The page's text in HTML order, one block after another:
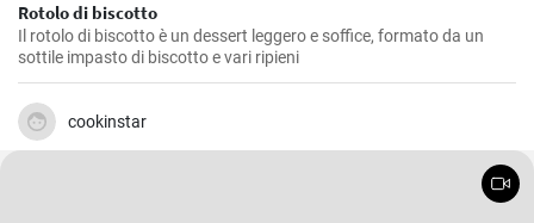
Rotolo di biscotto
Il rotolo di biscotto è un dessert leggero e soffice, formato da un
sottile impasto di biscotto e vari ripieni
cookinstar